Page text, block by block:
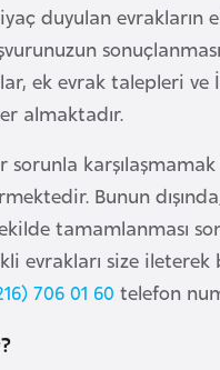
duyulan
ek evrak talepleri
almaktadır.
Bunun
tamamlanması
evrakları size ileterek
706 01 60 telefon